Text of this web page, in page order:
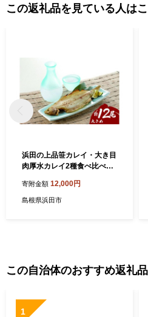
せていただき、その手段として、電
ご連絡ください。
この返礼品を見ている人は
浜田の上品笹カレイ・大き目
肉厚水カレイ2種食べ比べセ
寄附金額 12,000円
島根県浜田市
この自治体のおすすめ返礼品
1